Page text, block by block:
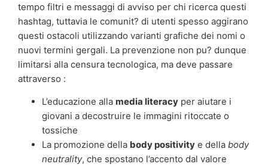
tempo filtri e messaggi di avviso per chi ricerca questi
hashtag, tuttavia le comunit? di utenti spesso aggirano
questi ostacoli utilizzando varianti grafiche dei nomi o
nuovi termini gergali. La prevenzione non pu? dunque
limitarsi alla censura tecnologica, ma deve passare
attraverso :
L’educazione alla media literacy per aiutare i
giovani a decostruire le immagini ritoccate o
tossiche
La promozione della body positivity e della body
neutrality, che spostano l’accento dal valore